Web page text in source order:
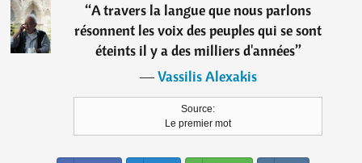
“A travers la langue que nous parlons
résonnent les voix des peuples qui se sont
éteints il y a des milliers d'années”
―Vassilis Alexakis
Source:
Le premier mot